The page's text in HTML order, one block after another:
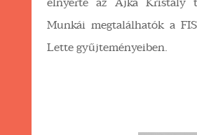
Munkái megtalálhatók a
Lette gyűjteményeiben.